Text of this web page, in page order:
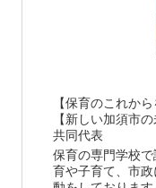
【保育のこれか
【新しい加須市
共同代表
保育の専門学校
育や子育て、市